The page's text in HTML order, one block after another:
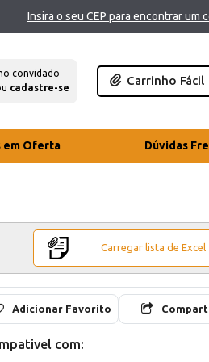
Insira o seu CEP para encontrar um
convidado
cadastre-se
Carrinho Fácil
em Oferta Dúvidas
Carregar lista de Excel
Adicionar Favorito
com: